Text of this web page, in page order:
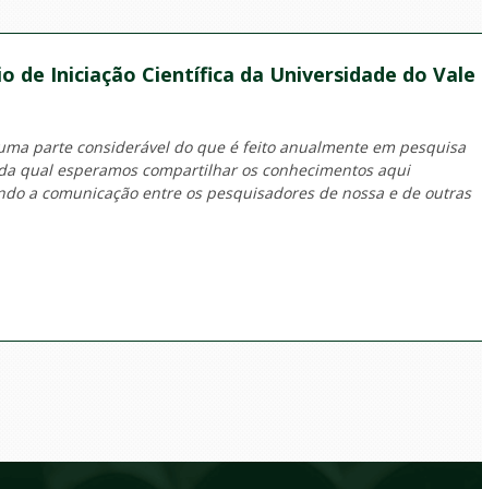
de Iniciação Científica da Universidade do Vale
parte considerável do que é feito anualmente em pesquisa
qual esperamos compartilhar os conhecimentos aqui
a comunicação entre os pesquisadores de nossa e de outras